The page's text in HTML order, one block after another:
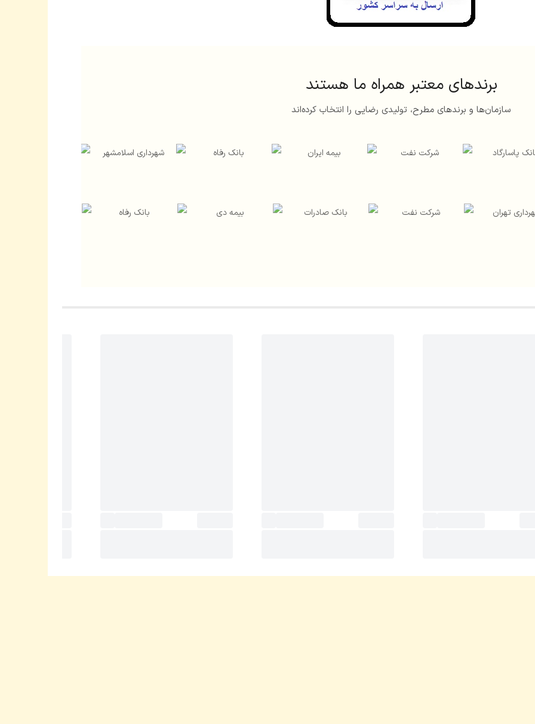
برندهای معتبر همراه ما هستند
سازمان‌ها و برندهای مطرح، تولیدی رضایی را انتخاب کرده‌اند